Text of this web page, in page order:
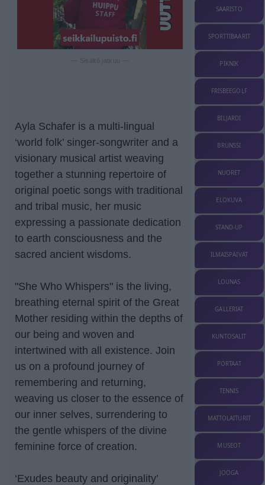
Ayla Schafer is a multi-lingual
‘world folk’ singer-songwriter and a
visionary musical artist weaving
together a stunning repertoire of
original poetic songs with traditional
and tribal music, her music
expressing a passionate dedication
to earth consciousness and the
sacred ancient wisdoms.
"She Who Whispers" is the living,
breathing eternal spirit of the Great
Mother residing within the depths of
our being and woven and
intertwined with all existence. Join
us on a profound journey of
remembering and returning,
weaving us closer to the essence of
our inner selves, surrendering to
the gentle whispers of the divine
feminine force of creation.
‘Exudes beauty and originality’
SAARISTO
SPORTTIBAARIT
PIKNIK
FRISBEEGOLF
BILJARDI
BRUNSSI
NUORET
ELOKUVA
STAND-UP
ILMAISPÄIVÄT
LOUNAS
GALLERIAT
KUNTOSALIT
PORTAAT
TENNIS
MATTOLAITURIT
MUSEOT
JOOGA